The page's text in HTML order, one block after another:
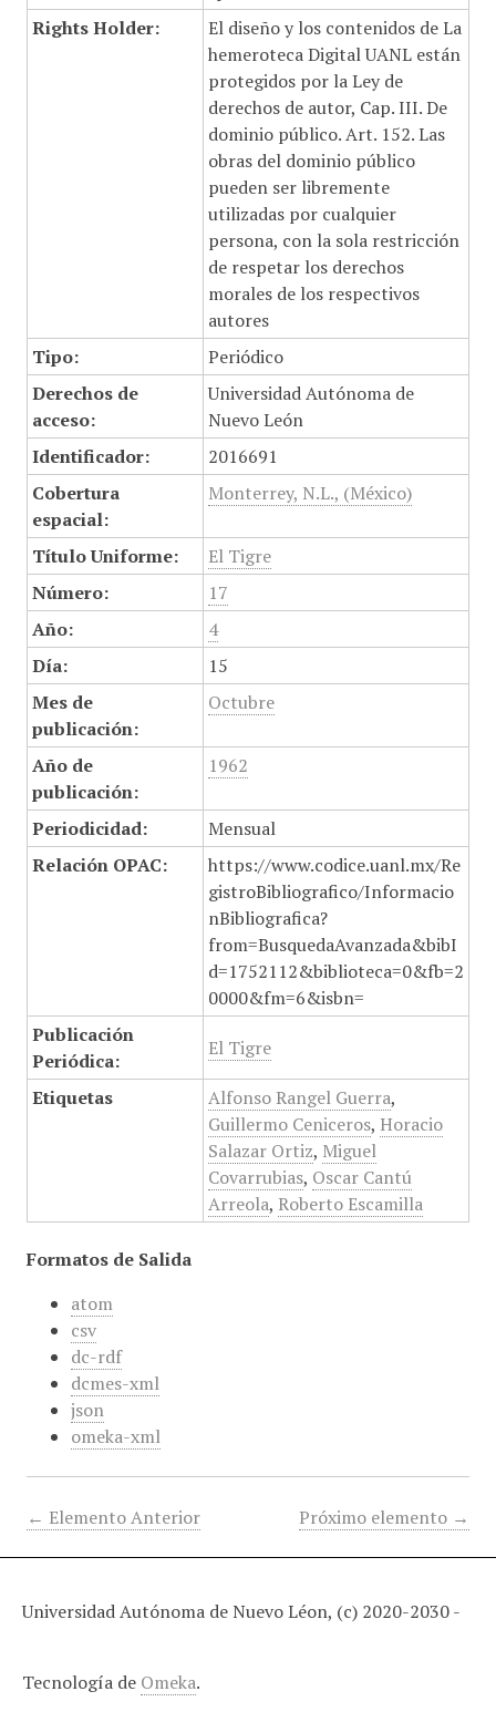
Rights Holder:
El diseño y los contenidos de La
hemeroteca Digital UANL están
protegidos por la Ley de
derechos de autor, Cap. III. De
dominio público. Art. 152. Las
obras del dominio público
pueden ser libremente
utilizadas por cualquier
persona, con la sola restricción
de respetar los derechos
morales de los respectivos
autores
Tipo:
Periódico
Derechos de
acceso:
Universidad Autónoma de
Nuevo León
Identificador:
2016691
Cobertura
espacial:
Monterrey, N.L., (México)
Título Uniforme:
El Tigre
Número:
17
Año:
4
Día:
15
Mes de
publicación:
Octubre
Año de
publicación:
1962
Periodicidad:
Mensual
Relación OPAC:
https://www.codice.uanl.mx/Re
gistroBibliografico/Informacio
nBibliografica?
from=BusquedaAvanzada&bibI
d=1752112&biblioteca=0&fb=2
0000&fm=6&isbn=
Publicación
Periódica:
El Tigre
Etiquetas Alfonso Rangel Guerra,
Guillermo Ceniceros, Horacio
Salazar Ortiz, Miguel
Covarrubias, Oscar Cantú
Arreola, Roberto Escamilla
Formatos de Salida
atom
csv
dc-rdf
dcmes-xml
json
omeka-xml
← Elemento Anterior Próximo elemento →
Universidad Autónoma de Nuevo Léon, (c) 2020-2030 -
Tecnología de Omeka.